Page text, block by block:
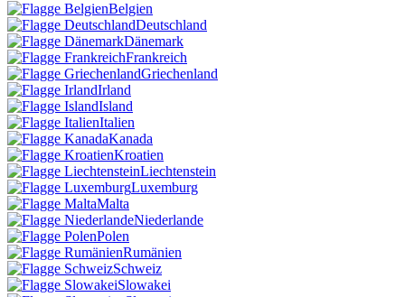
Belgien
Deutschland
Dänemark
Frankreich
Griechenland
Irland
Island
Italien
Kanada
Kroatien
Liechtenstein
Luxemburg
Malta
Niederlande
Polen
Rumänien
Schweiz
Slowakei